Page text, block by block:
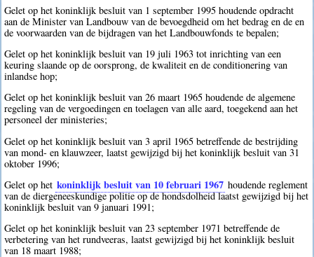
Gelet op het koninklijk besluit van 1 september 1995 houdende opdracht
aan de Minister van Landbouw van de bevoegdheid om het bedrag en de en
de voorwaarden van de bijdragen van het Landbouwfonds te bepalen;
Gelet op het koninklijk besluit van 19 juli 1963 tot inrichting van een
keuring slaande op de oorsprong, de kwaliteit en de conditionering van
inlandse hop;
Gelet op het koninklijk besluit van 26 maart 1965 houdende de algemene
regeling van de vergoedingen en toelagen van alle aard, toegekend aan het
personeel der ministeries;
Gelet op het koninklijk besluit van 3 april 1965 betreffende de bestrijding
van mond- en klauwzeer, laatst gewijzigd bij het koninklijk besluit van 31
oktober 1996;
Gelet op het koninklijk besluit van 10 februari 1967 houdende reglement
van de diergeneeskundige politie op de hondsdolheid laatst gewijzigd bij het
koninklijk besluit van 9 januari 1991;
Gelet op het koninklijk besluit van 23 september 1971 betreffende de
verbetering van het rundveeras, laatst gewijzigd bij het koninklijk besluit
van 18 maart 1988;